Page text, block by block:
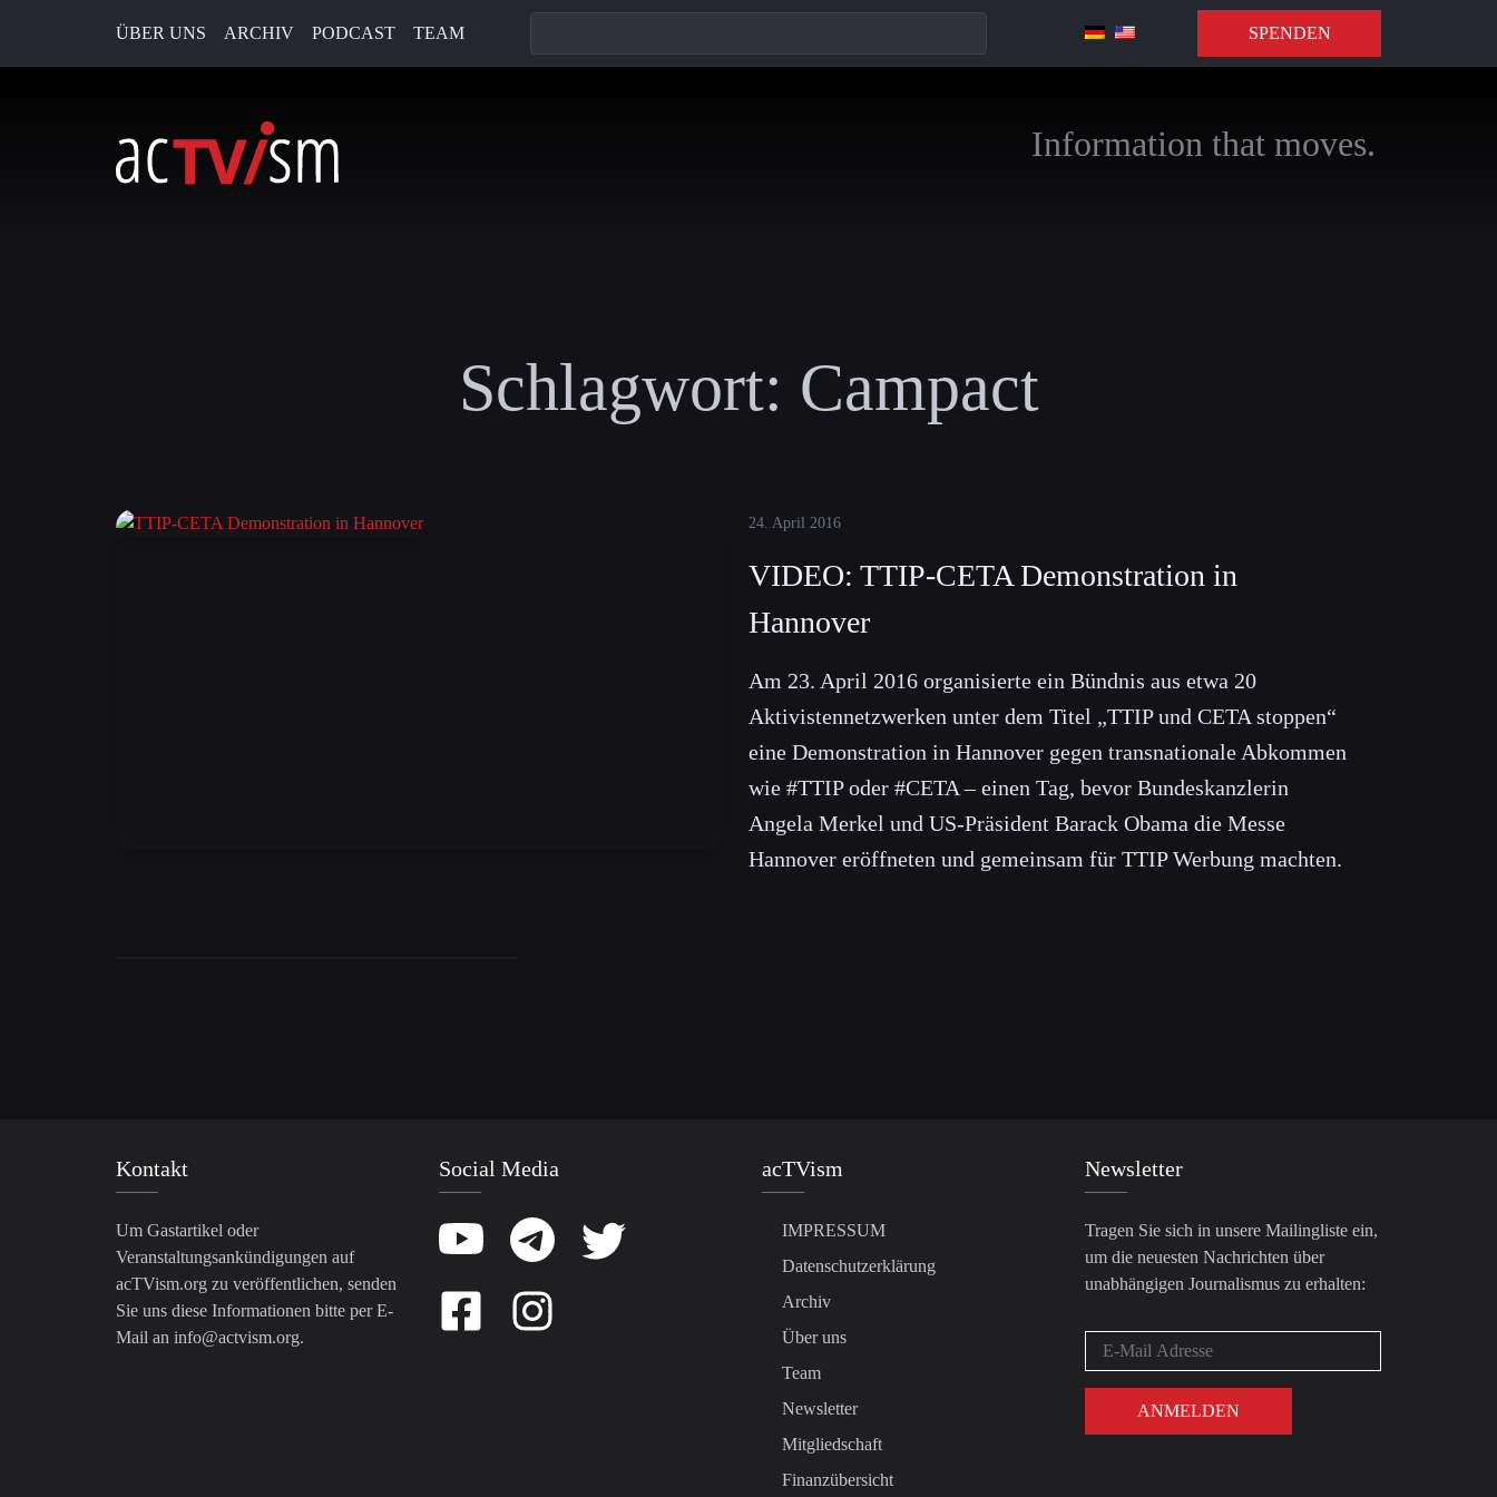
ÜBER UNS ARCHIV PODCAST TEAM SPENDEN
Information that moves.
Schlagwort: Campact
24. April 2016
VIDEO: TTIP-CETA Demonstration in
Hannover
Am 23. April 2016 organisierte ein Bündnis aus etwa 20
Aktivistennetzwerken unter dem Titel „TTIP und CETA stoppen“
eine Demonstration in Hannover gegen transnationale Abkommen
wie #TTIP oder #CETA – einen Tag, bevor Bundeskanzlerin
Angela Merkel und US-Präsident Barack Obama die Messe
Hannover eröffneten und gemeinsam für TTIP Werbung machten.
Kontakt
Um Gastartikel oder
Veranstaltungsankündigungen auf
acTVism.org zu veröffentlichen, senden
Sie uns diese Informationen bitte per E-
Mail an info@actvism.org.
Social Media acTVism
IMPRESSUM
Datenschutzerklärung
Archiv
Über uns
Team
Newsletter
Mitgliedschaft
Finanzübersicht
Newsletter
Tragen Sie sich in unsere Mailingliste ein,
um die neuesten Nachrichten über
unabhängigen Journalismus zu erhalten: